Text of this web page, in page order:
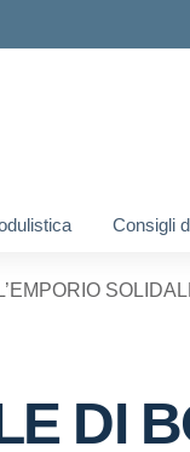
Consigli
DI